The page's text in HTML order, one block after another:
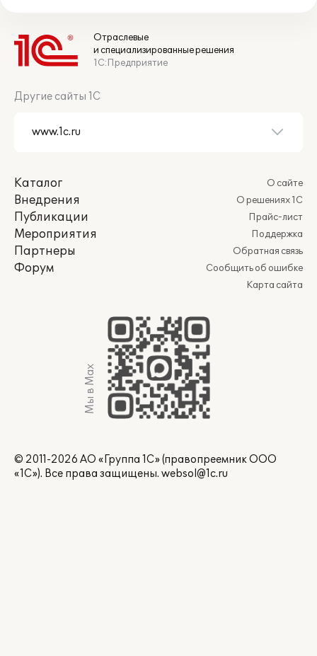
Отраслевые
и специализированные решения
1С:Предприятие
Другие сайты 1С
Каталог
Внедрения
Публикации
Мероприятия
Партнеры
Форум
О сайте
О решениях 1С
Прайс-лист
Поддержка
Обратная связь
Сообщить об ошибке
Карта сайта
Мы в Max
© 2011-2026 АО «Группа 1С» (правопреемник ООО
«1С»). Все права защищены. websol@1c.ru